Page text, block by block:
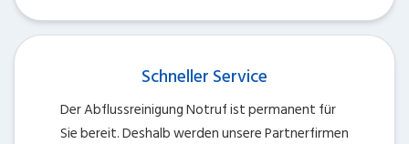
Schneller Service
Der Abflussreinigung Notruf ist permanent für
Sie bereit. Deshalb werden unsere Partnerfirmen